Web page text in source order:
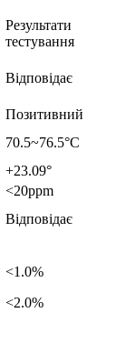
Результати
тестування
Відповідає
Позитивний
70.5~76.5°C
+23.09°
<20ppm
Відповідає
<1.0%
<2.0%